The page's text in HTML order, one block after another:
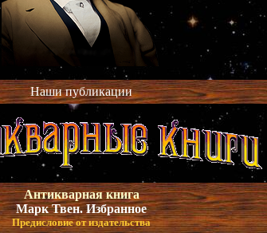
Наши публикации
Антикварная книга
Марк Твен. Избранное
Предисловие от издательства